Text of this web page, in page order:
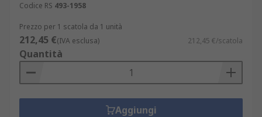
Codice RS 493-1958
Prezzo per 1 scatola da 1 unità
212,45 €(IVA esclusa) 212,45 €/scatola
Quantità
Aggiungi